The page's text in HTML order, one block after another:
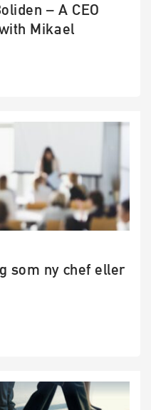
– A CEO
Mikael
som ny chef eller